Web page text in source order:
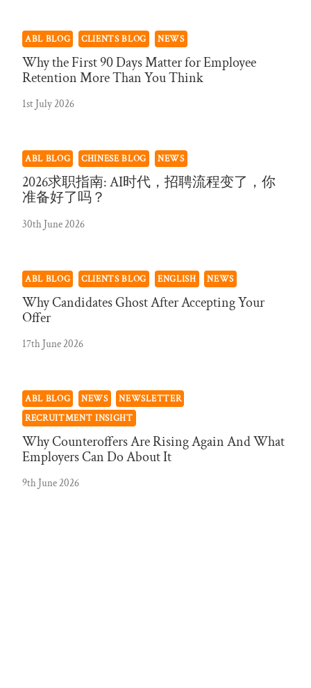
ABL BLOG CLIENTS BLOG NEWS
Why the First 90 Days Matter for Employee
Retention More Than You Think
1st July 2026
ABL BLOG CHINESE BLOG NEWS
2026求职指南: AI时代，招聘流程变了，你
准备好了吗？
30th June 2026
ABL BLOG CLIENTS BLOG ENGLISH NEWS
Why Candidates Ghost After Accepting Your
Offer
17th June 2026
ABL BLOG NEWS
NEWSLETTER
RECRUITMENT INSIGHT
Why Counteroffers Are Rising Again And What
Employers Can Do About It
9th June 2026